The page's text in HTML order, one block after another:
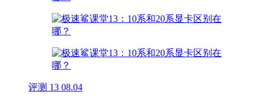
评测 13 08.04